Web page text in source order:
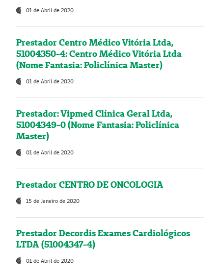
01 de Abril de 2020
Prestador Centro Médico Vitória Ltda,
51004350-4: Centro Médico Vitória Ltda
(Nome Fantasia: Policlínica Master)
01 de Abril de 2020
Prestador: Vipmed Clínica Geral Ltda,
51004349-0 (Nome Fantasia: Policlínica
Master)
01 de Abril de 2020
Prestador CENTRO DE ONCOLOGIA
15 de Janeiro de 2020
Prestador Decordis Exames Cardiológicos
LTDA (51004347-4)
01 de Abril de 2020